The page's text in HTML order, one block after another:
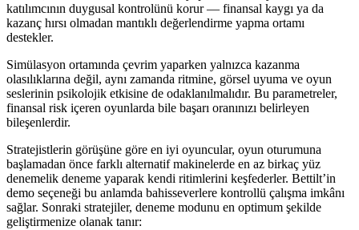
katılımcının duygusal kontrolünü korur — finansal kaygı ya da
kazanç hırsı olmadan mantıklı değerlendirme yapma ortamı
destekler.
Simülasyon ortamında çevrim yaparken yalnızca kazanma
olasılıklarına değil, aynı zamanda ritmine, görsel uyuma ve oyun
seslerinin psikolojik etkisine de odaklanılmalıdır. Bu parametreler,
finansal risk içeren oyunlarda bile başarı oranınızı belirleyen
bileşenlerdir.
Stratejistlerin görüşüne göre en iyi oyuncular, oyun oturumuna
başlamadan önce farklı alternatif makinelerde en az birkaç yüz
denemelik deneme yaparak kendi ritimlerini keşfederler. Bettilt’in
demo seçeneği bu anlamda bahisseverlere kontrollü çalışma imkânı
sağlar. Sonraki stratejiler, deneme modunu en optimum şekilde
geliştirmenize olanak tanır: